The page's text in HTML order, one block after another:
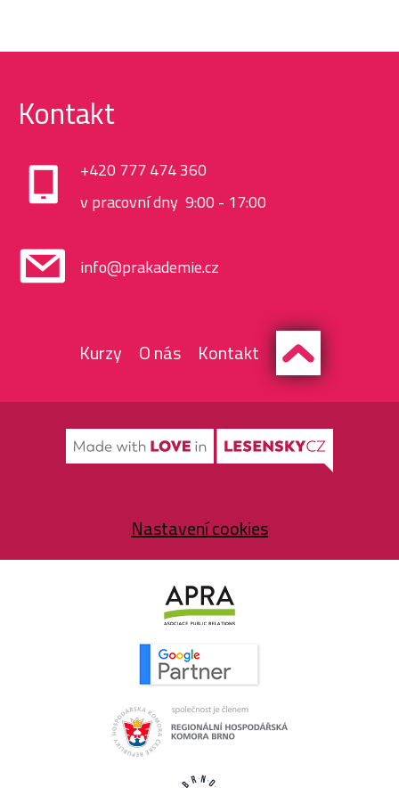
Kontakt
+420 777 474 360
v pracovní dny 9:00 - 17:00
info@prakademie.cz
navigace
Kurzy O nás Kontakt
Nastavení cookies